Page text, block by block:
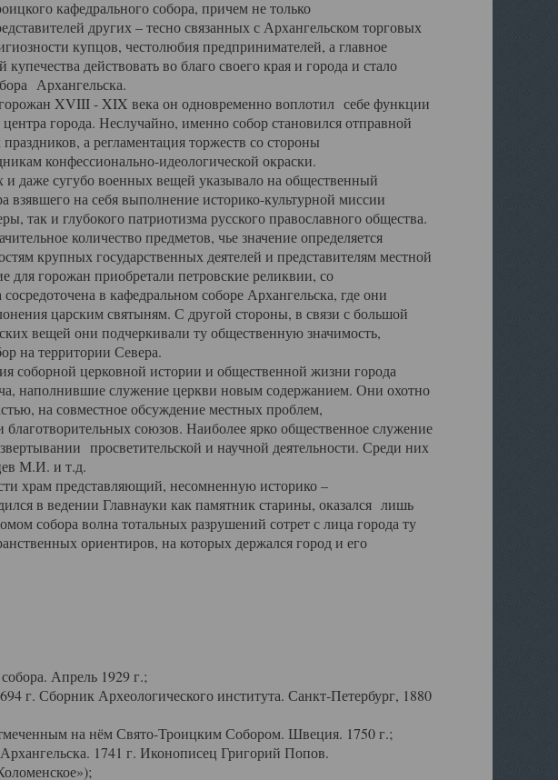
кафедрального собора, причем не только
других – тесно связанных с Архангельском торговых
купцов, честолюбия предпринимателей, а главное
действовать во благо своего края и города и стало
Архангельска.
XVIII - XIX века он одновременно воплотил себе функции
города. Неслучайно, именно собор становился отправной
а регламентация торжеств со стороны
конфессионально-идеологической окраски.
сугубо военных вещей указывало на общественный
взявшего на себя выполнение историко-культурной миссии
так и глубокого патриотизма русского православного общества.
количество предметов, чье значение определяется
крупных государственных деятелей и представителям местной
для горожан приобретали петровские реликвии, со
в кафедральном соборе Архангельска, где они
царским святыням. С другой стороны, в связи с большой
вещей они подчеркивали ту общественную значимость,
на территории Севера.
церковной истории и общественной жизни города
наполнившие служение церкви новым содержанием. Они охотно
на совместное обсуждение местных проблем,
союзов. Наиболее ярко общественное служение
просветительской и научной деятельности. Среди них
М.И. и т.д.
храм представляющий, несомненную историко –
в ведении Главнауки как памятник старины, оказался лишь
собора волна тотальных разрушений сотрет с лица города ту
ориентиров, на которых держался город и его
Апрель 1929 г.;
г. Сборник Археологического института. Санкт-Петербург, 1880
на нём Свято-Троицким Собором. Швеция. 1750 г.;
1741 г. Иконописец Григорий Попов.